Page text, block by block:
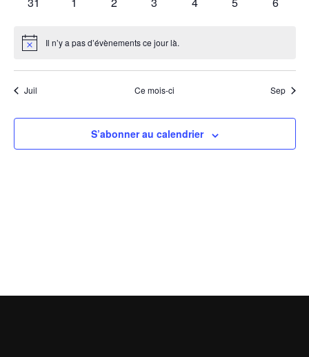
Notice Il n’y a pas d’évènements ce jour là.
Juil Ce mois-ci Sep
S’abonner au calendrier